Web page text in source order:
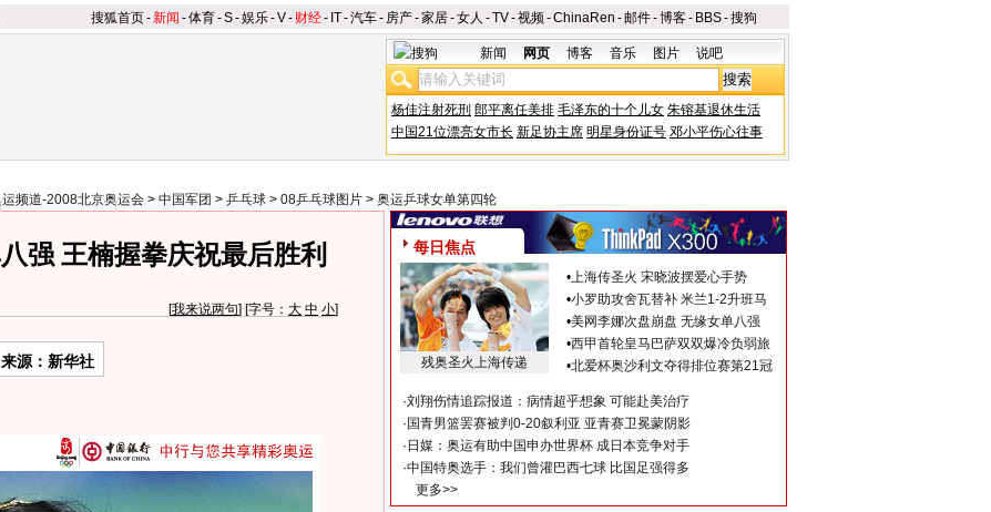
搜狐首页-新闻 -体育-S-娱乐-V- 财经- IT-汽车- 房产-家居-女人 -TV-视频-ChinaRen -邮件-博客- BBS-搜狗
新闻 网页 博客 音乐 图片 说吧
杨佳注射死刑 郎平离任美排 毛泽东的十个儿女 朱镕基退休生活
中国21位漂亮女市长 新足协主席 明星身份证号 邓小平伤心往事
运频道-2008北京奥运会 > 中国军团 > 乒乓球 > 08乒乓球图片 > 奥运乒球女单第四轮
强 王楠握拳庆祝最后胜利
[我来说两句] [字号： 大 中 小]
来源：新华社
每日焦点
残奥圣火上海传递
•上海传圣火 宋晓波摆爱心手势
•小罗助攻舍瓦替补 米兰1-2升班马
•美网李娜次盘崩盘 无缘女单八强
•西甲首轮皇马巴萨双双爆冷负弱旅
•北爱杯奥沙利文夺得排位赛第21冠
·刘翔伤情追踪报道：病情超乎想象 可能赴美治疗
· 国青男篮罢赛被判0-20叙利亚 亚青赛卫冕蒙阴影
· 日媒：奥运有助中国申办世界杯 成日本竞争对手
·中国特奥选手：我们曾灌巴西七球 比国足强得多
更多>>